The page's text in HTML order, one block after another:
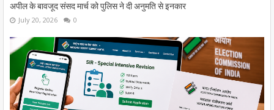
अपील के बावजूद संसद मार्च को पुलिस ने दी अनुमति से इनकार
July 20, 2026 0